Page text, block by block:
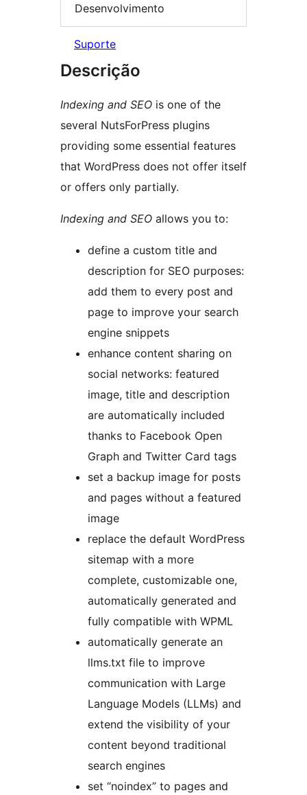
Desenvolvimento
Suporte
Descrição
Indexing and SEO is one of the
several NutsForPress plugins
providing some essential features
that WordPress does not offer itself
or offers only partially.
Indexing and SEO allows you to:
define a custom title and
description for SEO purposes:
add them to every post and
page to improve your search
engine snippets
enhance content sharing on
social networks: featured
image, title and description
are automatically included
thanks to Facebook Open
Graph and Twitter Card tags
set a backup image for posts
and pages without a featured
image
replace the default WordPress
sitemap with a more
complete, customizable one,
automatically generated and
fully compatible with WPML
automatically generate an
llms.txt file to improve
communication with Large
Language Models (LLMs) and
extend the visibility of your
content beyond traditional
search engines
set “noindex” to pages and